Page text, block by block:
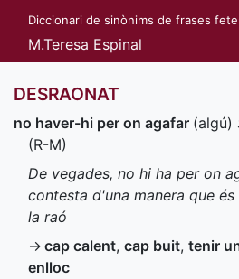
Diccionari de sinònims de frases
M.Teresa Espinal
DESRAONAT
no haver-hi per on agafar (algú)
(R-M)
De vegades, no hi ha per on
contesta d'una manera que
la raó
→ cap calent, cap buit, tenir
enlloc